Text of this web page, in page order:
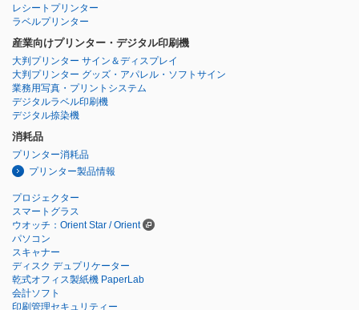
レシートプリンター
ラベルプリンター
産業向けプリンター・デジタル印刷機
大判プリンター サイン＆ディスプレイ
大判プリンター グッズ・アパレル・ソフトサイン
業務用写真・プリントシステム
デジタルラベル印刷機
デジタル捺染機
消耗品
プリンター消耗品
プリンター製品情報
プロジェクター
スマートグラス
ウオッチ：Orient Star / Orient
パソコン
スキャナー
ディスク デュプリケーター
乾式オフィス製紙機 PaperLab
会計ソフト
印刷管理セキュリティー